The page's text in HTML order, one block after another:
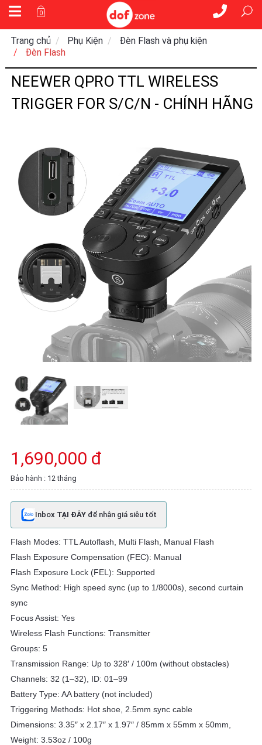
0
Trang chủ Phụ Kiện
Đèn Flash và phụ kiện
Đèn Flash
NEEWER QPRO TTL WIRELESS
TRIGGER FOR S/C/N - CHÍNH HÃNG
1,690,000 đ
Bảo hành : 12 tháng
Inbox TẠI ĐÂY để nhận giá siêu tốt
Flash Modes: TTL Autoflash, Multi Flash, Manual Flash
Flash Exposure Compensation (FEC): Manual
Flash Exposure Lock (FEL): Supported
Sync Method: High speed sync (up to 1/8000s), second curtain
sync
Focus Assist: Yes
Wireless Flash Functions: Transmitter
Groups: 5
Transmission Range: Up to 328′ / 100m (without obstacles)
Channels: 32 (1–32), ID: 01–99
Battery Type: AA battery (not included)
Triggering Methods: Hot shoe, 2.5mm sync cable
Dimensions: 3.35″ x 2.17″ x 1.97″ / 85mm x 55mm x 50mm,
Weight: 3.53oz / 100g